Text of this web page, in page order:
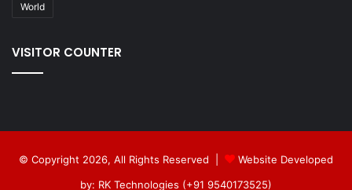
World
VISITOR COUNTER
© Copyright 2026, All Rights Reserved |
Website Developed
by: RK Technologies (+91 9540173525)